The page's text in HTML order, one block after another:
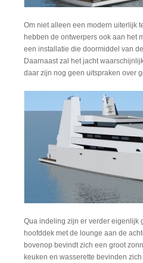
Om niet alleen een modern uiterlijk
hebben de ontwerpers ook aan het
een installatie die doormiddel van
Daarnaast zal het jacht
daar zijn nog geen uitspraken over
Qua indeling zijn er verder eigenlijk
hoofddek met de lounge aan de
bovenop bevindt zich een groot
keuken en wasserette bevinden